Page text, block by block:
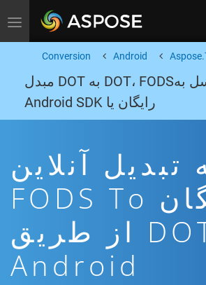
Toggle navigation
Android
Conversion
تبدیل اکسل بهDOT، FODS به DOT مبدل
رایگان یا Android SDK
تبدیل آنلاین
رایگان FODS To
DOT از طریق
Android